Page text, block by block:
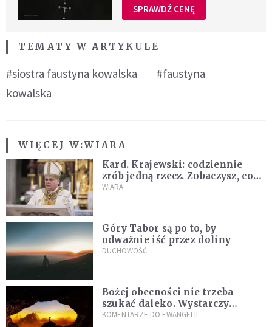
SPRAWDŹ CENĘ
TEMATY W ARTYKULE
#siostra faustyna kowalska
#faustyna
kowalska
WIĘCEJ W:WIARA
Kard. Krajewski: codziennie
zrób jedną rzecz. Zobaczysz, co
stanie się z twoim życiem
WIARA
Góry Tabor są po to, by
odważnie iść przez doliny
DUCHOWOŚĆ
Bożej obecności nie trzeba
szukać daleko. Wystarczy
nauczyć się słuchać
KOMENTARZE DO EWANGELII